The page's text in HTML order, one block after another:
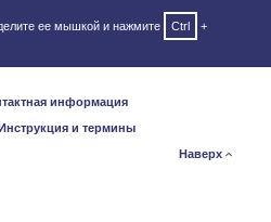
ее мышкой и нажмите Ctrl
+
информация
и термины
Наверх